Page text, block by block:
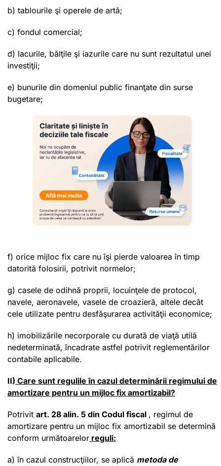
b) tablourile şi operele de artă;
c) fondul comercial;
d) lacurile, bălţile şi iazurile care nu sunt rezultatul unei
investiţii;
e) bunurile din domeniul public finanţate din surse
bugetare;
f) orice mijloc fix care nu îşi pierde valoarea în timp
datorită folosirii, potrivit normelor;
g) casele de odihnă proprii, locuinţele de protocol,
navele, aeronavele, vasele de croazieră, altele decât
cele utilizate pentru desfăşurarea activităţii economice;
h) imobilizările necorporale cu durată de viaţă utilă
nedeterminată, încadrate astfel potrivit reglementărilor
contabile aplicabile.
II) Care sunt regulile în cazul determinării regimului de
amortizare pentru un mijloc fix amortizabil?
Potrivit art. 28 alin. 5 din Codul fiscal , regimul de
amortizare pentru un mijloc fix amortizabil se determină
conform următoarelor reguli:
a) în cazul construcţiilor, se aplică metoda de